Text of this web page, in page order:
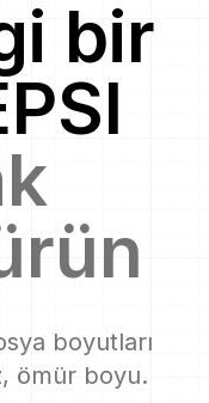
bir
boyutları
ömür boyu.